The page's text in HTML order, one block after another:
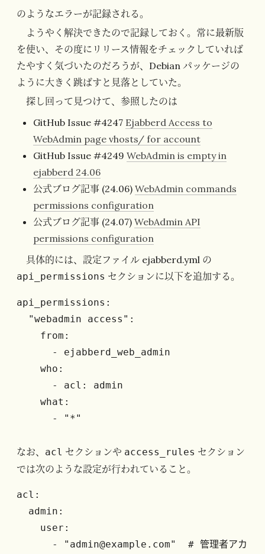
のようなエラーが記録される。
ようやく解決できたので記録しておく。常に最新版
を使い、その度にリリース情報をチェックしていれば
たやすく気づいたのだろうが、Debian パッケージの
ように大きく跳ばすと見落としていた。
探し回って見つけて、参照したのは
GitHub Issue #4247 Ejabberd Access to
WebAdmin page vhosts/ for account
GitHub Issue #4249 WebAdmin is empty in
ejabberd 24.06
公式ブログ記事 (24.06) WebAdmin commands
permissions configuration
公式ブログ記事 (24.07) WebAdmin API
permissions configuration
具体的には、設定ファイル ejabberd.yml の
api_permissions セクションに以下を追加する。
api_permissions:
      - "*"
なお、 acl セクションや access_rules セクション
では次のような設定が行われていること。
acl: